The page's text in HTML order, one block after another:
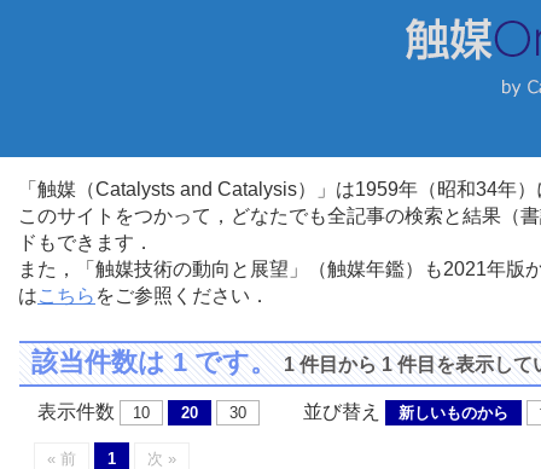
「触媒（Catalysts and Catalysis）」は1959年（昭和34年
このサイトをつかって，どなたでも全記事の検索と結果（
ドもできます．
また，「触媒技術の動向と展望」（触媒年鑑）も2021年
はこちら をご参照ください．
該当件数は 1 です。1 件目から 1 件目を表示して
表示件数 10 20 30 並び替え 新しいものから
« 前 1 次 »